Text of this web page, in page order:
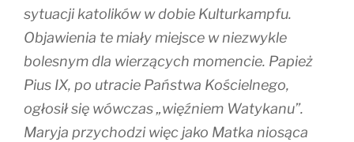
sytuacji katolików w dobie Kulturkampfu.
Objawienia te miały miejsce w niezwykle
bolesnym dla wierzących momencie. Papież
Pius IX, po utracie Państwa Kościelnego,
ogłosił się wówczas „więźniem Watykanu”.
Maryja przychodzi więc jako Matka niosąca